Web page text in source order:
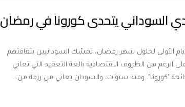
السوداني يتحدى كورونا في رمضان
الأولى لحلول شهر رمضان، تمسّك السودانيين بثقافتهم
الرغم من الظروف الاقتصادية بالغة التعقيد التي تعاني
"كورونا". ومنذ سنوات، والسودان يعاني من رزمة من…